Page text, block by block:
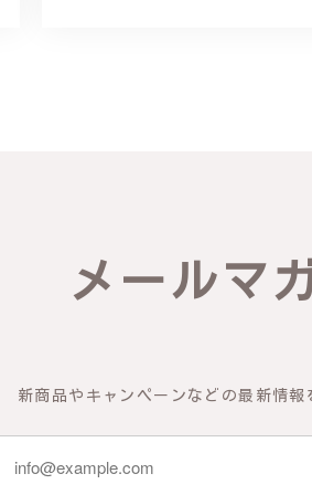
いただき、誠にありがとうございました。
きるよう努めてまいりますので、どうぞ末
の梅の花が咲いているかのような繊細さ
着した商品を確認したところ、写真で得
メールマ
新商品やキャンペーンなどの最新情報